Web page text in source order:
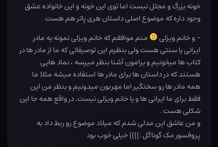
خونه بزرگ و مجلل نیست اما توی این خونه و این خانواده عشق
وجود داره که موضوع اصلی داستان هری پاتر هم هست .
– و خانم ویزلی
منم موافقم که خانم ویزلی نمونه یه مادر
ایرانی یا سنتی هست ولی بنظرم این توصیفاتی که ما از مادر ها در
کتاب ها میخونیم و برامون آشنا بنظر میرسه ، نماد هایی
هستند که در داستان ها برای مادر ها استفاده میشه مثلا ما
همه مادر ها رو سختگیر اما مهربون میدونیم و بنظر من این
فقط برای ما ایرانی ها و یا خانم ویزلی نیست. در واقع همه جا این
شکلی هست .
و من عاشق این مدلی شدم که میلاد موضوع رو ربط داد به
پروفسور مک گوناگل :)))) خیلی خوب بود